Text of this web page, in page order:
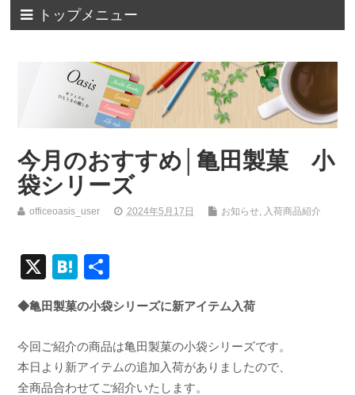
トップメニュー
今月のおすすめ│亀田製菓 小
袋シリーズ
officeoasis_user 2024年5月17日 お知らせ, 入荷商品紹介
X
H
at
e
n
a
有
◆亀田製菓の小袋シリーズに新アイテム入荷
今回ご紹介の商品は亀田製菓の小袋シリーズです。
本日より新アイテムの追加入荷がありましたので、
全商品合わせてご紹介いたします。